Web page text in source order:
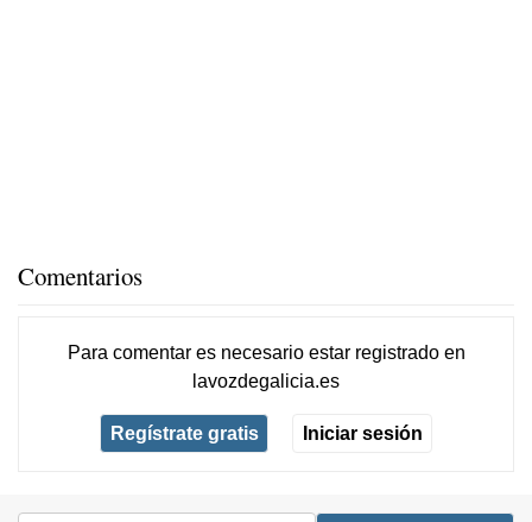
Comentarios
Para comentar es necesario estar registradoen
lavozdegalicia.es
Regístrate gratis Iniciar sesión